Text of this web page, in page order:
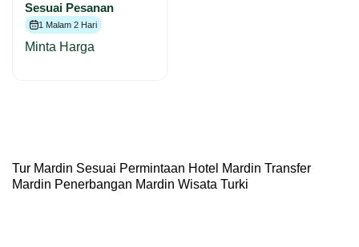
Sesuai Pesanan
1 Malam 2 Hari
Minta Harga
Tur Mardin Sesuai Permintaan Hotel Mardin Transfer
Mardin Penerbangan Mardin Wisata Turki